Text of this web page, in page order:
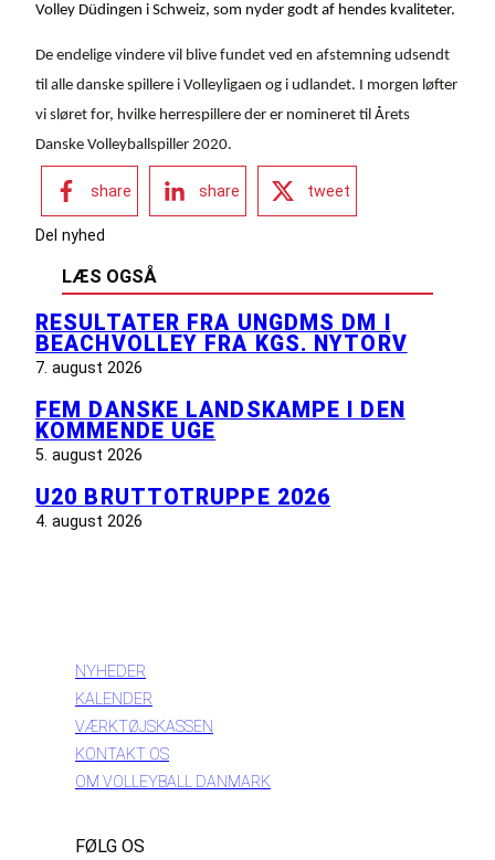
Volley Düdingen i Schweiz, som nyder godt af hendes kvaliteter.
De endelige vindere vil blive fundet ved en afstemning udsendt
til alle danske spillere i Volleyligaen og i udlandet. I morgen løfter
vi sløret for, hvilke herrespillere der er nomineret til Årets
Danske Volleyballspiller 2020.
share share tweet
Del nyhed
LÆS OGSÅ
RESULTATER FRA UNGDMS DM I
BEACHVOLLEY FRA KGS. NYTORV
7. august 2026
FEM DANSKE LANDSKAMPE I DEN
KOMMENDE UGE
5. august 2026
U20 BRUTTOTRUPPE 2026
4. august 2026
NYHEDER
KALENDER
VÆRKTØJSKASSEN
KONTAKT OS
OM VOLLEYBALL DANMARK
FØLG OS